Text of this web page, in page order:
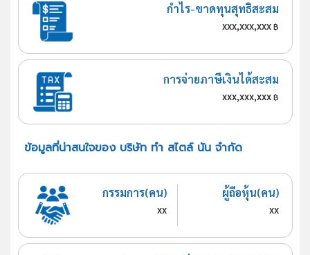
กำไร-ขาดทุนสุทธิสะสม
xxx,xxx,xxx฿
การจ่ายภาษีเงินได้สะสม
xxx,xxx,xxx฿
ข้อมูลที่น่าสนใจของ บริษัท ทำ สไตล์ นัน จำกัด
กรรมการ(คน)
xx
ผู้ถือหุ้น(คน)
xx